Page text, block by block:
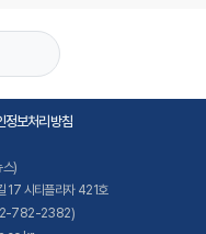
정보처리방침
)
17 시티플라자 421호
782-2382)